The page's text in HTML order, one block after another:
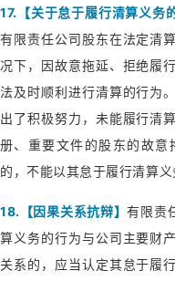
17.【关于怠于履行清算义务
有限责任公司股东在法定清
况下，因故意拖延、拒绝履
法及时顺利进行清算的行为
出了积极努力，未能履行清
册、重要文件的股东的故意
的，不能以其怠于履行清算
18.【因果关系抗辩】有限责
算义务的行为与公司主要财
关系的，应当认定其怠于履